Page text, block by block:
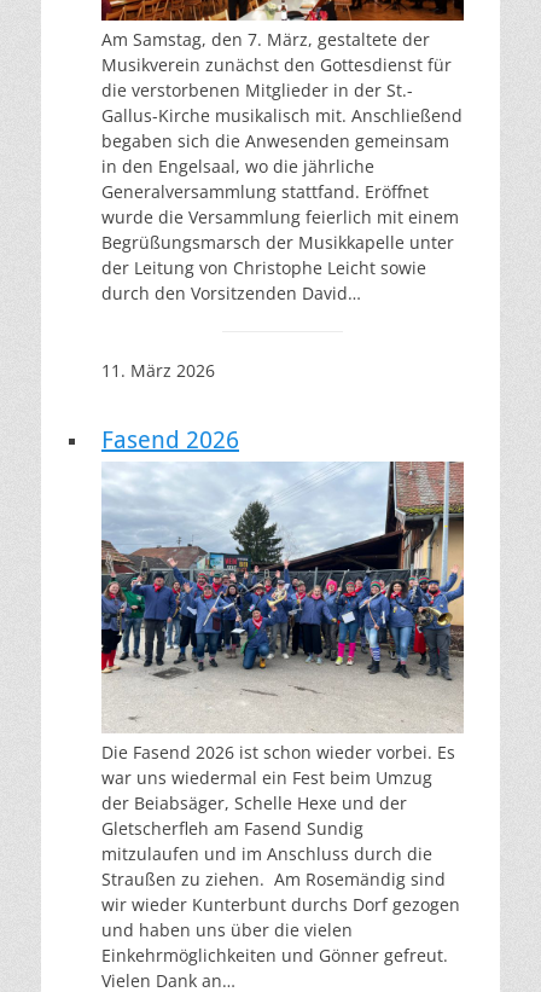
Am Samstag, den 7. März, gestaltete der
Musikverein zunächst den Gottesdienst für
die verstorbenen Mitglieder in der St.-
Gallus-Kirche musikalisch mit. Anschließend
begaben sich die Anwesenden gemeinsam
in den Engelsaal, wo die jährliche
Generalversammlung stattfand. Eröffnet
wurde die Versammlung feierlich mit einem
Begrüßungsmarsch der Musikkapelle unter
der Leitung von Christophe Leicht sowie
durch den Vorsitzenden David…
11. März 2026
Fasend 2026
Die Fasend 2026 ist schon wieder vorbei. Es
war uns wiedermal ein Fest beim Umzug
der Beiabsäger, Schelle Hexe und der
Gletscherfleh am Fasend Sundig
mitzulaufen und im Anschluss durch die
Straußen zu ziehen. Am Rosemändig sind
wir wieder Kunterbunt durchs Dorf gezogen
und haben uns über die vielen
Einkehrmöglichkeiten und Gönner gefreut.
Vielen Dank an…